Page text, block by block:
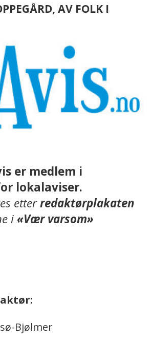
AV FOLK I
er medlem i
lokalaviser.
etterredaktørplakaten
i«Vær varsom»
Bjølmer